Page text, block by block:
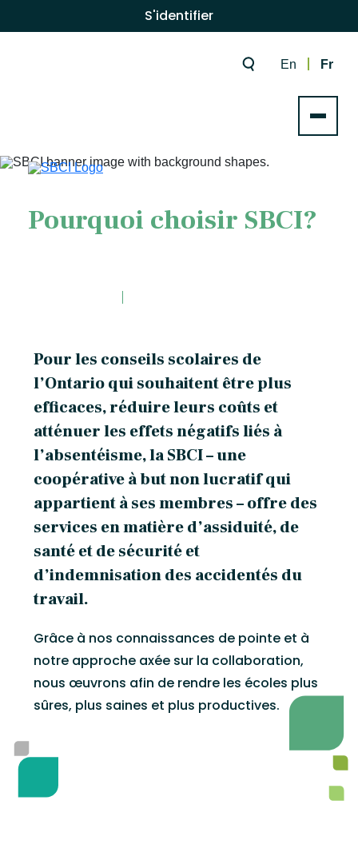
S'identifier
En Fr
Pourquoi choisir SBCI?
Pour les conseils scolaires de
l’Ontario qui souhaitent être plus
efficaces, réduire leurs coûts et
atténuer les effets négatifs liés à
l’absentéisme, la SBCI – une
coopérative à but non lucratif qui
appartient à ses membres – offre des
services en matière d’assiduité, de
santé et de sécurité et
d’indemnisation des accidentés du
travail.
Grâce à nos connaissances de pointe et à
notre approche axée sur la collaboration,
nous œuvrons afin de rendre les écoles plus
sûres, plus saines et plus productives.